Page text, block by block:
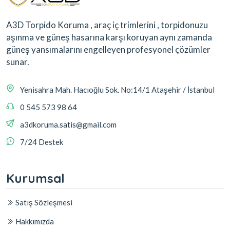
A3D Torpido Koruma , araç iç trimlerini , torpidonuzu
aşınma ve güneş hasarına karşı koruyan aynı zamanda
güneş yansımalarını engelleyen profesyonel çözümler
sunar.
Yenisahra Mah. Hacıoğlu Sok. No:14/1 Ataşehir / İstanbul
0 545 573 98 64
a3dkoruma.satis@gmail.com
7/24 Destek
Kurumsal
Satış Sözleşmesi
Hakkımızda